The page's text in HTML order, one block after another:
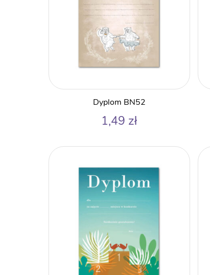
Dyplom BN52
1,49 zł